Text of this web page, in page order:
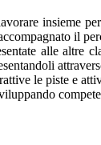
insieme
il
alle
le piste e